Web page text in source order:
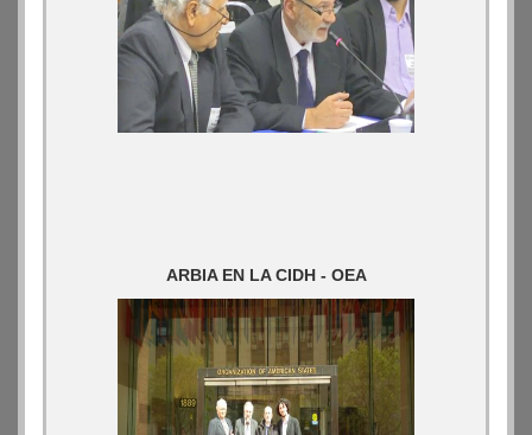
ARBIA EN LA CIDH - OEA